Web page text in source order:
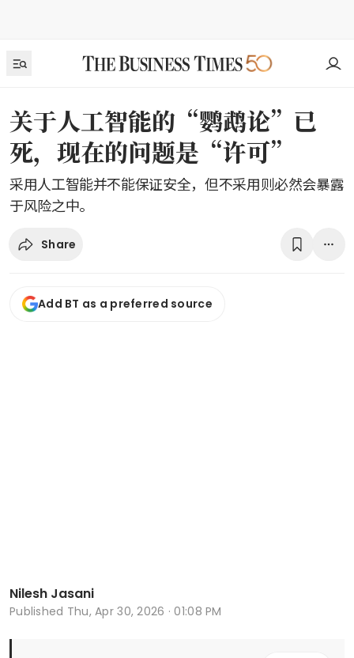
关于人工智能的“鹦鹉论”已
死，现在的问题是“许可”
采用人工智能并不能保证安全，但不采用则必然会暴露
于风险之中。
Share
Add BT as a preferred source
Nilesh Jasani
Published Thu, Apr 30, 2026 · 01:08 PM